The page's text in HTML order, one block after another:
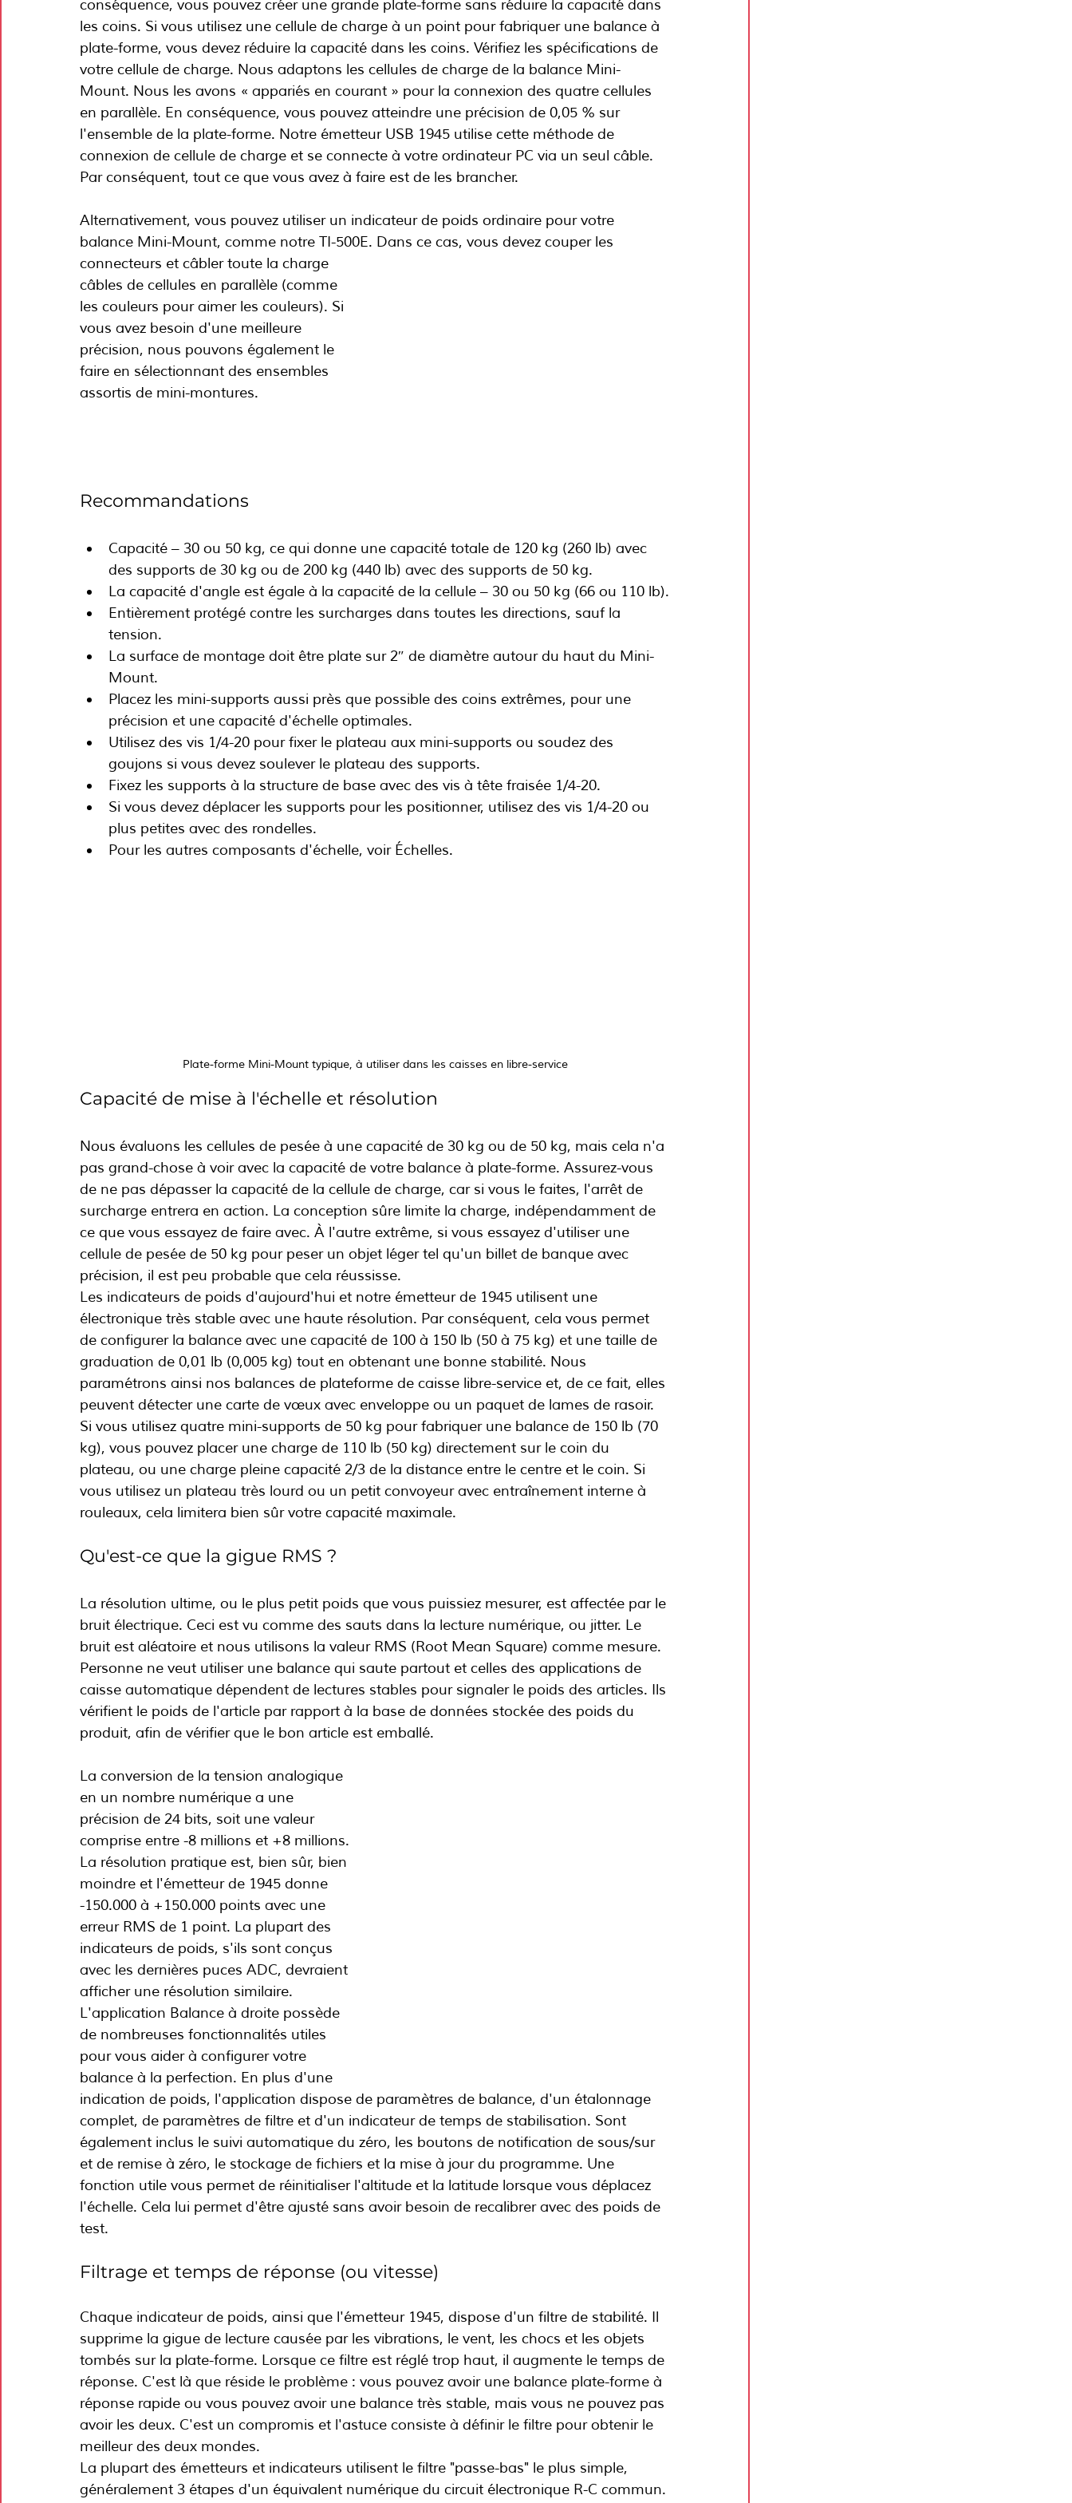
conséquence, vous pouvez créer une grande plate-forme sans réduire la capacité dans
les coins. Si vous utilisez une cellule de charge à un point pour fabriquer une balance à
plate-forme, vous devez réduire la capacité dans les coins. Vérifiez les spécifications de
votre cellule de charge. Nous adaptons les cellules de charge de la balance Mini-
Mount. Nous les avons « appariés en courant » pour la connexion des quatre cellules
en parallèle. En conséquence, vous pouvez atteindre une précision de 0,05 % sur
l'ensemble de la plate-forme. Notre émetteur USB 1945 utilise cette méthode de
connexion de cellule de charge et se connecte à votre ordinateur PC via un seul câble.
Par conséquent, tout ce que vous avez à faire est de les brancher.
Alternativement, vous pouvez utiliser un indicateur de poids ordinaire pour votre
balance Mini-Mount, comme notre TI-500E. Dans ce cas, vous devez couper les
connecteurs et câbler toute la charge
câbles de cellules en parallèle (comme
les couleurs pour aimer les couleurs). Si
vous avez besoin d'une meilleure
précision, nous pouvons également le
faire en sélectionnant des ensembles
assortis de mini-montures.
Recommandations
Capacité – 30 ou 50 kg, ce qui donne une capacité totale de 120 kg (260 lb) avec
des supports de 30 kg ou de 200 kg (440 lb) avec des supports de 50 kg.
La capacité d'angle est égale à la capacité de la cellule – 30 ou 50 kg (66 ou 110 lb).
Entièrement protégé contre les surcharges dans toutes les directions, sauf la
tension.
La surface de montage doit être plate sur 2″ de diamètre autour du haut du Mini-
Mount.
Placez les mini-supports aussi près que possible des coins extrêmes, pour une
précision et une capacité d'échelle optimales.
Utilisez des vis 1/4-20 pour fixer le plateau aux mini-supports ou soudez des
goujons si vous devez soulever le plateau des supports.
Fixez les supports à la structure de base avec des vis à tête fraisée 1/4-20.
Si vous devez déplacer les supports pour les positionner, utilisez des vis 1/4-20 ou
plus petites avec des rondelles.
Pour les autres composants d'échelle, voir Échelles.
Plate-forme Mini-Mount typique, à utiliser dans les caisses en libre-service
Capacité de mise à l'échelle et résolution
Nous évaluons les cellules de pesée à une capacité de 30 kg ou de 50 kg, mais cela n'a
pas grand-chose à voir avec la capacité de votre balance à plate-forme. Assurez-vous
de ne pas dépasser la capacité de la cellule de charge, car si vous le faites, l'arrêt de
surcharge entrera en action. La conception sûre limite la charge, indépendamment de
ce que vous essayez de faire avec. À l'autre extrême, si vous essayez d'utiliser une
cellule de pesée de 50 kg pour peser un objet léger tel qu'un billet de banque avec
précision, il est peu probable que cela réussisse.
Les indicateurs de poids d'aujourd'hui et notre émetteur de 1945 utilisent une
électronique très stable avec une haute résolution. Par conséquent, cela vous permet
de configurer la balance avec une capacité de 100 à 150 lb (50 à 75 kg) et une taille de
graduation de 0,01 lb (0,005 kg) tout en obtenant une bonne stabilité. Nous
paramétrons ainsi nos balances de plateforme de caisse libre-service et, de ce fait, elles
peuvent détecter une carte de vœux avec enveloppe ou un paquet de lames de rasoir.
Si vous utilisez quatre mini-supports de 50 kg pour fabriquer une balance de 150 lb (70
kg), vous pouvez placer une charge de 110 lb (50 kg) directement sur le coin du
plateau, ou une charge pleine capacité 2/3 de la distance entre le centre et le coin. Si
vous utilisez un plateau très lourd ou un petit convoyeur avec entraînement interne à
rouleaux, cela limitera bien sûr votre capacité maximale.
Qu'est-ce que la gigue RMS ?
La résolution ultime, ou le plus petit poids que vous puissiez mesurer, est affectée par le
bruit électrique. Ceci est vu comme des sauts dans la lecture numérique, ou jitter. Le
bruit est aléatoire et nous utilisons la valeur RMS (Root Mean Square) comme mesure.
Personne ne veut utiliser une balance qui saute partout et celles des applications de
caisse automatique dépendent de lectures stables pour signaler le poids des articles. Ils
vérifient le poids de l'article par rapport à la base de données stockée des poids du
produit, afin de vérifier que le bon article est emballé.
La conversion de la tension analogique
en un nombre numérique a une
précision de 24 bits, soit une valeur
comprise entre -8 millions et +8 millions.
La résolution pratique est, bien sûr, bien
moindre et l'émetteur de 1945 donne
-150.000 à +150.000 points avec une
erreur RMS de 1 point. La plupart des
indicateurs de poids, s'ils sont conçus
avec les dernières puces ADC, devraient
afficher une résolution similaire.
L'application Balance à droite possède
de nombreuses fonctionnalités utiles
pour vous aider à configurer votre
balance à la perfection. En plus d'une
indication de poids, l'application dispose de paramètres de balance, d'un étalonnage
complet, de paramètres de filtre et d'un indicateur de temps de stabilisation. Sont
également inclus le suivi automatique du zéro, les boutons de notification de sous/sur
et de remise à zéro, le stockage de fichiers et la mise à jour du programme. Une
fonction utile vous permet de réinitialiser l'altitude et la latitude lorsque vous déplacez
l'échelle. Cela lui permet d'être ajusté sans avoir besoin de recalibrer avec des poids de
test.
Filtrage et temps de réponse (ou vitesse)
Chaque indicateur de poids, ainsi que l'émetteur 1945, dispose d'un filtre de stabilité. Il
supprime la gigue de lecture causée par les vibrations, le vent, les chocs et les objets
tombés sur la plate-forme. Lorsque ce filtre est réglé trop haut, il augmente le temps de
réponse. C'est là que réside le problème : vous pouvez avoir une balance plate-forme à
réponse rapide ou vous pouvez avoir une balance très stable, mais vous ne pouvez pas
avoir les deux. C'est un compromis et l'astuce consiste à définir le filtre pour obtenir le
meilleur des deux mondes.
La plupart des émetteurs et indicateurs utilisent le filtre "passe-bas" le plus simple,
généralement 3 étapes d'un équivalent numérique du circuit électronique R-C commun.